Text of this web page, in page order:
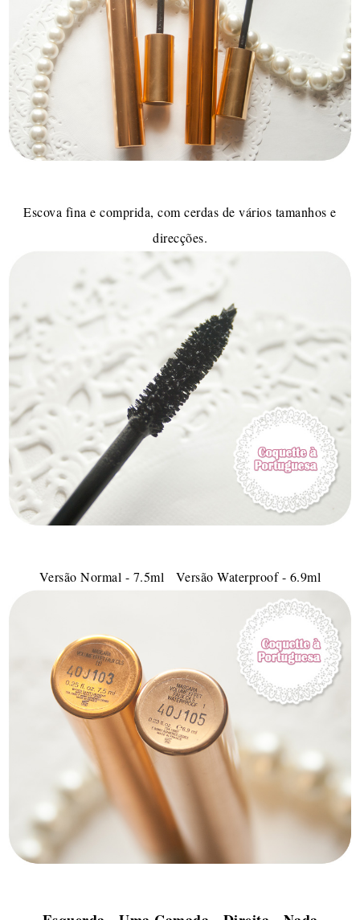
Escova fina e comprida, com cerdas de vários tamanhos e
direcções.
Versão Normal - 7.5ml Versão Waterproof - 6.9ml